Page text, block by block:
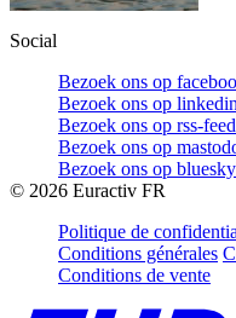
Social
Bezoek ons op
Bezoek ons op linkedin
Bezoek ons op rss-feed
Bezoek ons op
Bezoek ons op bluesky
© 2026 Euractiv FR
Politique de
Conditions générales
Conditions de vente